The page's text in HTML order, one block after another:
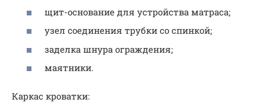
щит-основание для устройства матраса;
узел соединения трубки со спинкой;
заделка шнура ограждения;
маятники.
Каркас кроватки: